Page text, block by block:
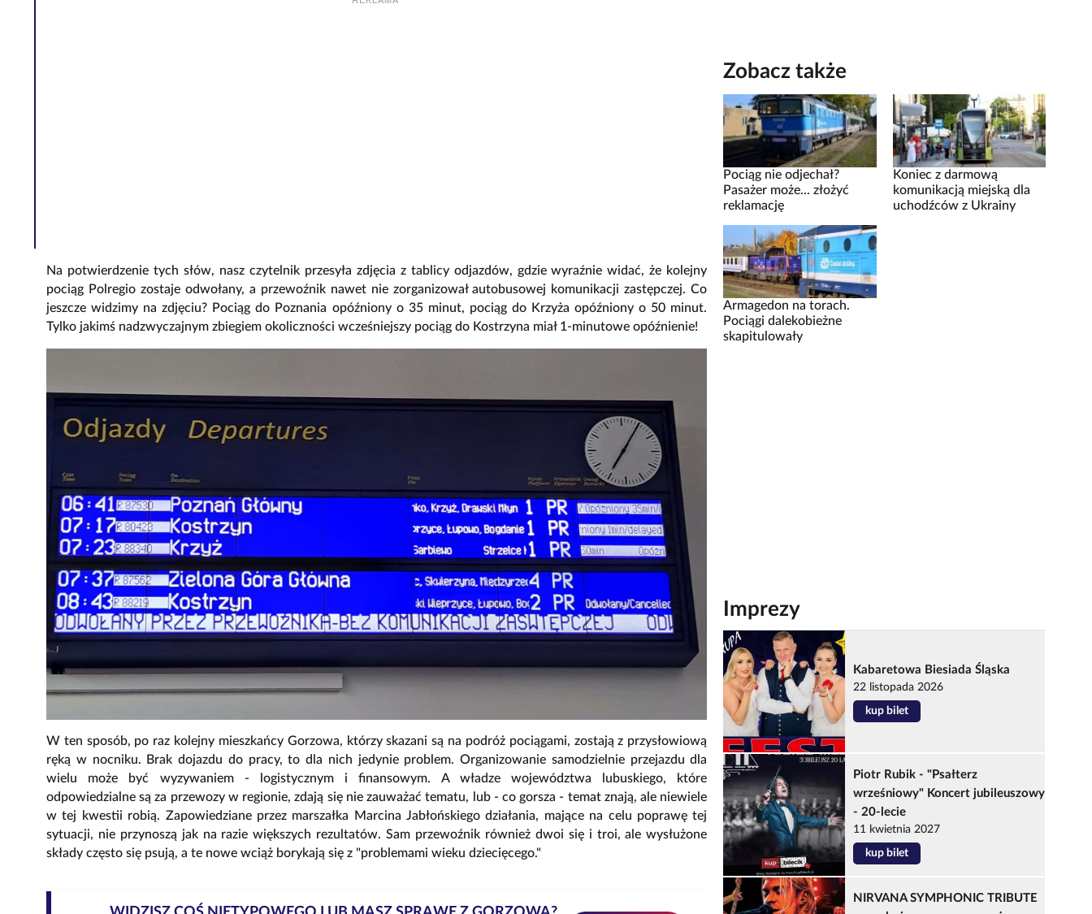
Na potwierdzenie tych słów, nasz czytelnik przesyła zdjęcia z tablicy odjazdów, gdzie wyraźnie widać, że kolejny
pociąg Polregio zostaje odwołany, a przewoźnik nawet nie zorganizował autobusowej komunikacji zastępczej. Co
jeszcze widzimy na zdjęciu? Pociąg do Poznania opóźniony o 35 minut, pociąg do Krzyża opóźniony o 50 minut.
Tylko jakimś nadzwyczajnym zbiegiem okoliczności wcześniejszy pociąg do Kostrzyna miał 1-minutowe opóźnienie!
W ten sposób, po raz kolejny mieszkańcy Gorzowa, którzy skazani są na podróż pociągami, zostają z przysłowiową
ręką w nocniku. Brak dojazdu do pracy, to dla nich jedynie problem. Organizowanie samodzielnie przejazdu dla
wielu może być wyzywaniem - logistycznym i finansowym. A władze województwa lubuskiego, które
odpowiedzialne są za przewozy w regionie, zdają się nie zauważać tematu, lub - co gorsza - temat znają, ale niewiele
w tej kwestii robią. Zapowiedziane przez marszałka Marcina Jabłońskiego działania, mające na celu poprawę tej
sytuacji, nie przynoszą jak na razie większych rezultatów. Sam przewoźnik również dwoi się i troi, ale wysłużone
składy często się psują, a te nowe wciąż borykają się z "problemami wieku dziecięcego."
Zobacz także
Pociąg nie odjechał?
Pasażer może... złożyć
reklamację
Koniec z darmową
komunikacją miejską dla
uchodźców z Ukrainy
Armagedon na torach.
Pociągi dalekobieżne
skapitulowały
Imprezy
Kabaretowa Biesiada Śląska
22 listopada 2026
kup bilet
Piotr Rubik - "Psałterz
wrześniowy" Koncert jubileuszowy
- 20-lecie
11 kwietnia 2027
kup bilet
NIRVANA SYMPHONIC TRIBUTE